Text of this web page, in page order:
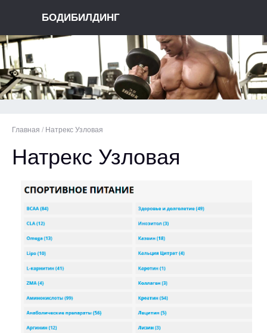
БОДИБИЛДИНГ
Главная / Натрекс Узловая
Натрекс Узловая